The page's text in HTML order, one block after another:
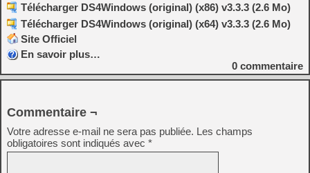
Télécharger DS4Windows (original) (x86) v3.3.3 (2.6 Mo)
Télécharger DS4Windows (original) (x64) v3.3.3 (2.6 Mo)
Site Officiel
En savoir plus…
0 commentaire
Commentaire ¬
Votre adresse e-mail ne sera pas publiée. Les champs
obligatoires sont indiqués avec *